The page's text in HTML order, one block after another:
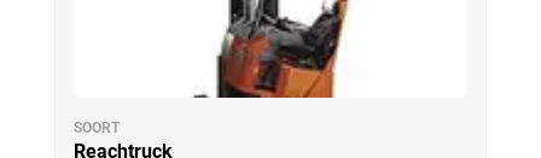
SOORT
Reachtruck